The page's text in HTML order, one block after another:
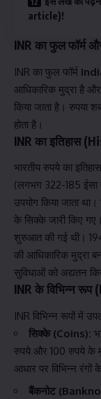
article)!
INR का फुल फॉर्म
INR का फुल फॉर्म
आधिकारिक मुद्रा है और
किया जाता है। रुपया
होता है।
INR का इतिहास
भारतीय रुपये का
(लगभग 322-185 ईसा
उपयोग किया जाता था।
के सिक्के जारी किए
शुरुआत की गई थी।
की आधिकारिक मुद्रा
सुविधाओं को अद्यतन
INR के विभिन्न
INR विभिन्न रूपों में
सिक्के (Coins):
रुपये और 100 रुपये के
आधार पर विभिन्न रंगों
बैंकनोट